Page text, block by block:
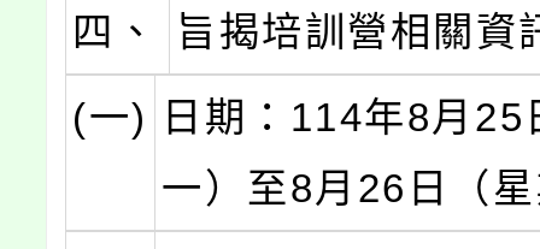
四、
旨揭培訓營相關資
(一)
日期：114年8月25
一）至8月26日（